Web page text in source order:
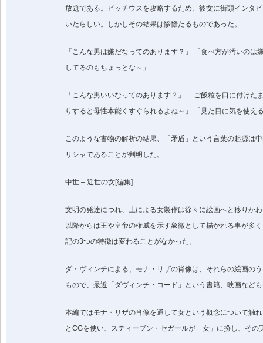
放題である。ビッチウスを攻略するため、彼女に街頭インタ
いたらしい。しかしその結果は惨憺たるものであった。
「こんな男は嫌だなってのあります？」 「食べ方が汚いのは
してるのもちょっとな～」
「こんな男いいなってのあります？」 「ご飯粒を口に付けた
りすると母性本能くすぐられるよね～」 「見た目に気を使え
このような書物の解析の結果、「矛盾」という言葉の起源は
リシャであることが判明した。
中世 – 近世の女[編集]
文明の発達につれ、土による女製作は徐々に絵画へと移りか
以降からは王や皇帝の権威を示す象徴として描かれる事が多
記の3つの特徴は変わることがなかった。
ダ・ヴィンチによる、モナ・リザの肖像は、それらの絵画の
もので、最近「ダヴィンチ・コード」という書籍、映画など
本編ではモナ・リザの肖像を通して女という概念について触
とCGを使い、スティーブン・セガールが「女」に扮し、その